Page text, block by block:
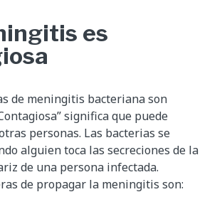
es
de meningitis bacteriana son
significa que puede
personas. Las bacterias se
alguien toca las secreciones de la
de una persona infectada.
de propagar la meningitis son: